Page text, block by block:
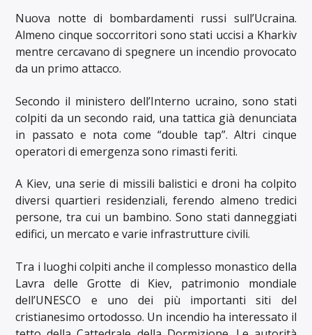
Nuova notte di bombardamenti russi sull’Ucraina.
Almeno cinque soccorritori sono stati uccisi a Kharkiv
mentre cercavano di spegnere un incendio provocato
da un primo attacco.
Secondo il ministero dell’Interno ucraino, sono stati
colpiti da un secondo raid, una tattica già denunciata
in passato e nota come “double tap”. Altri cinque
operatori di emergenza sono rimasti feriti.
A Kiev, una serie di missili balistici e droni ha colpito
diversi quartieri residenziali, ferendo almeno tredici
persone, tra cui un bambino. Sono stati danneggiati
edifici, un mercato e varie infrastrutture civili.
Tra i luoghi colpiti anche il complesso monastico della
Lavra delle Grotte di Kiev, patrimonio mondiale
dell’UNESCO e uno dei più importanti siti del
cristianesimo ortodosso. Un incendio ha interessato il